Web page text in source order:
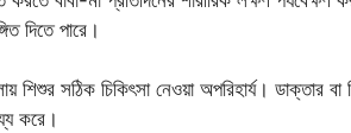
দিতে পারে।
শিশুর সঠিক চিকিৎসা নেওয়া অপরিহার্য। ডাক্তার বা
করে।